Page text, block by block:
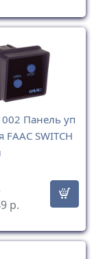
Панель уп
FAAC SWITCH
р.